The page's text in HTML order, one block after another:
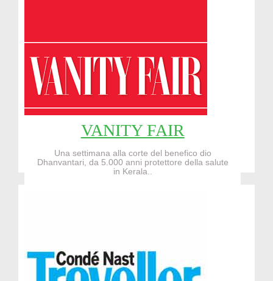
VANITY FAIR
Una settimana alla corte del benefico dio
Dhanvantari, da 5.000 anni protettore della salute
in Kerala..